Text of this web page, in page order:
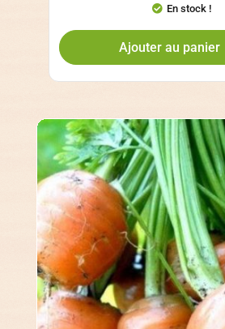
En stock !
Ajouter au panier